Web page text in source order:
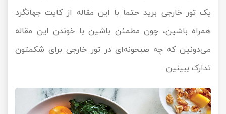
یک تور خارجی برید حتما با این مقاله ازکایتجهانگرد
همراه باشین، چون مطمئن باشین با خوندن این مقاله
می‌دونین که چه صبحونه‌ای در تور خارجی برای شکمتون
تدارک ببینین.
تور گلستان
تور سوباتان
تور چابهار
تور مرداب هسل